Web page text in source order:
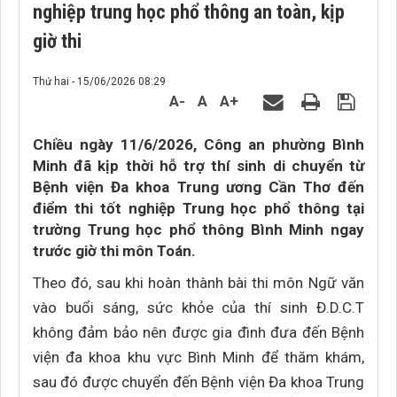
nghiệp trung học phổ thông an toàn, kịp
giờ thi
Thứ hai - 15/06/2026 08:29
A- A A+
Chiều ngày 11/6/2026, Công an phường Bình
Minh đã kịp thời hỗ trợ thí sinh di chuyển từ
Bệnh viện Đa khoa Trung ương Cần Thơ đến
điểm thi tốt nghiệp Trung học phổ thông tại
trường Trung học phổ thông Bình Minh ngay
trước giờ thi môn Toán.
Theo đó, sau khi hoàn thành bài thi môn Ngữ văn
vào buổi sáng, sức khỏe của thí sinh Đ.D.C.T
không đảm bảo nên được gia đình đưa đến Bệnh
viện đa khoa khu vực Bình Minh để thăm khám,
sau đó được chuyển đến Bệnh viện Đa khoa Trung